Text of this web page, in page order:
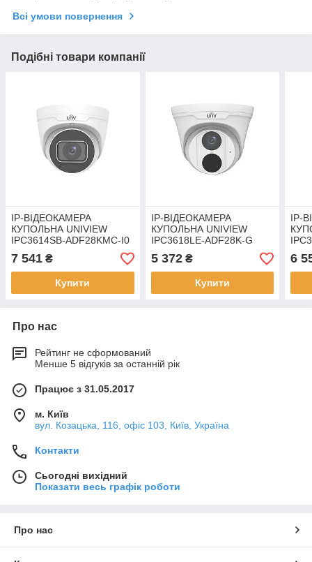
Всі умови повернення
Подібні товари компанії
IP-ВІДЕОКАМЕРА
КУПОЛЬНА UNIVIEW
IPC3614SB-ADF28KMC-I0
7 541 ₴
Купити
IP-ВІДЕОКАМЕРА
КУПОЛЬНА UNIVIEW
IPC3618LE-ADF28K-G
5 372₴
Купити
IP-
6
Про нас
Рейтинг не сформований
Менше 5 відгуків за останній рік
Працює з 31.05.2017
м. Київ
вул. Козацька, 116, офіс 103, Київ, Україна
Контакти
Сьогодні вихідний
Показати весь графік роботи
Про нас